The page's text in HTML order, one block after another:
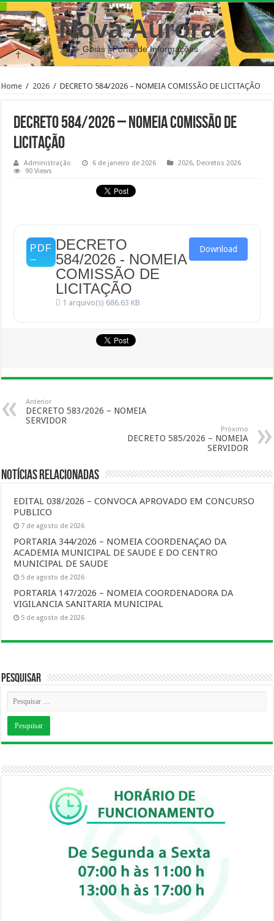
Nova Aurora
– Goiás | Portal de Informações
Home / 2026 / DECRETO 584/2026 – NOMEIA COMISSÃO DE LICITAÇÃO
DECRETO 584/2026 – NOMEIA COMISSÃO DE
LICITAÇÃO
Administração 6 de janeiro de 2026 2026, Decretos 2026
90 Views
DECRETO
584/2026 - NOMEIA
COMISSÃO DE
LICITAÇÃO
1 arquivo(s) 686.63 KB
Download
Anterior
DECRETO 583/2026 – NOMEIA
SERVIDOR
Próximo
DECRETO 585/2026 – NOMEIA
SERVIDOR
Notícias Relacionadas
EDITAL 038/2026 – CONVOCA APROVADO EM CONCURSO
PUBLICO
7 de agosto de 2026
PORTARIA 344/2026 – NOMEIA COORDENAÇAO DA
ACADEMIA MUNICIPAL DE SAUDE E DO CENTRO
MUNICIPAL DE SAUDE
5 de agosto de 2026
PORTARIA 147/2026 – NOMEIA COORDENADORA DA
VIGILANCIA SANITARIA MUNICIPAL
5 de agosto de 2026
Pesquisar